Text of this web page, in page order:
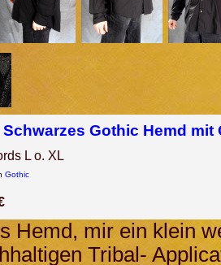
Schwarzes Gothic Hemd
L o. XL
Gothic
Hemd, mir ein klein
Tribal-